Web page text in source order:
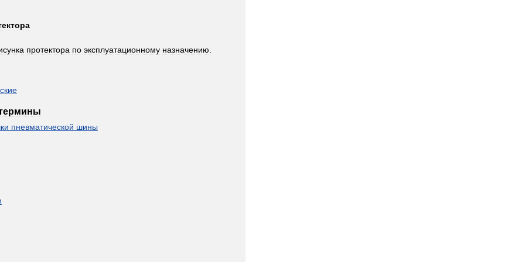
протектора по эксплуатационному назначению
пневматической шины